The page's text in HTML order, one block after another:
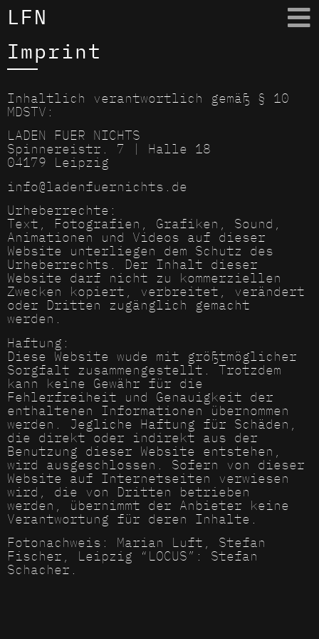
LFN
Imprint
Inhaltlich verantwortlich gemäß § 10
MDSTV:
LADEN FUER NICHTS
Spinnereistr. 7 | Halle 18
04179 Leipzig
info@ladenfuernichts.de
Urheberrechte:
Text, Fotografien, Grafiken, Sound,
Animationen und Videos auf dieser
Website unterliegen dem Schutz des
Urheberrechts. Der Inhalt dieser
Website darf nicht zu kommerziellen
Zwecken kopiert, verbreitet, verändert
oder Dritten zugänglich gemacht
werden.
Haftung:
Diese Website wude mit größtmöglicher
Sorgfalt zusammengestellt. Trotzdem
kann keine Gewähr für die
Fehlerfreiheit und Genauigkeit der
enthaltenen Informationen übernommen
werden. Jegliche Haftung für Schäden,
die direkt oder indirekt aus der
Benutzung dieser Website entstehen,
wird ausgeschlossen. Sofern von dieser
Website auf Internetseiten verwiesen
wird, die von Dritten betrieben
werden, übernimmt der Anbieter keine
Verantwortung für deren Inhalte.
Fotonachweis: Marian Luft, Stefan
Fischer, Leipzig “LOCUS”: Stefan
Schacher.